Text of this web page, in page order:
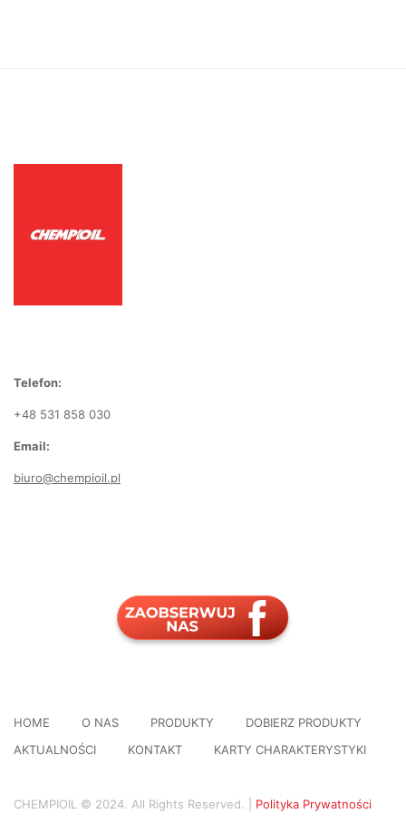
Telefon:
+48 531 858 030
Email:
biuro@chempioil.pl
HOME O NAS PRODUKTY
DOBIERZ PRODUKTY
AKTUALNOŚCI
KONTAKT KARTY CHARAKTERYSTYKI
CHEMPIOIL © 2024. All Rights Reserved. | Polityka Prywatności